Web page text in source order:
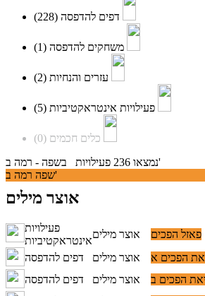
דפים להדפסה
משחקים להדפסה
עזרים והנחיות
פעילויות אינטראקטיביות
כלים חכמים
נמצאו 236 פעילויות בשפה - רמה ב'
שפה רמה ב'
אוצר מילים
פעילויות
אינטראקטיביות
אוצר מילים
פאזל הפכים
דפים להדפסה
אוצר מילים
דפים להדפסה
אוצר מילים